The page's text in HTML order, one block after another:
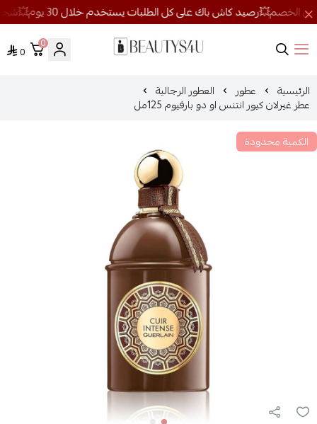
روائح الجمال
0
0
الرئيسية عطور العطور الرجالية
عطر غيرلان كيور انتنس او دو بارفيوم 125مل
الكمية محدودة